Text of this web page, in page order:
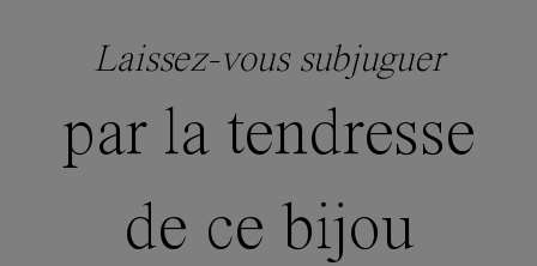
Laissez-vous subjuguer
par la tendresse
de ce bijou